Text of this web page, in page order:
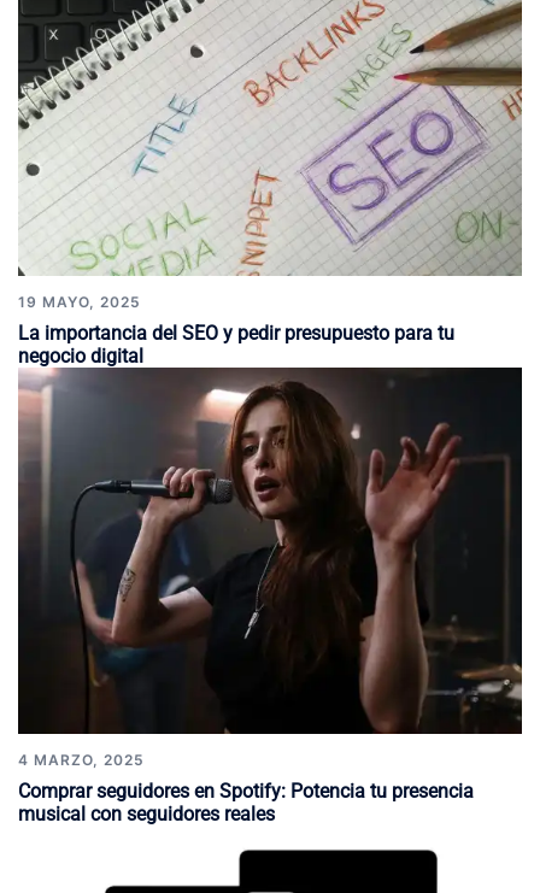
19 MAYO, 2025
La importancia del SEO y pedir presupuesto para tu
negocio digital
4 MARZO, 2025
Comprar seguidores en Spotify: Potencia tu presencia
musical con seguidores reales